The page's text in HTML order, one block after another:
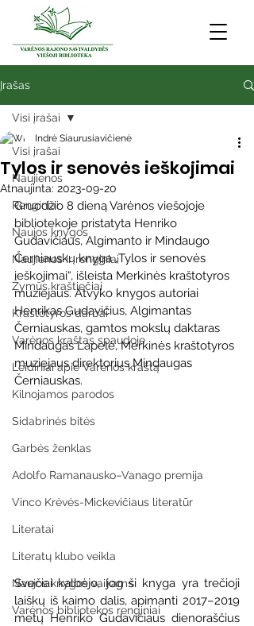
Įrašas
Visi įrašai
Naujienos
Renginiai
Naujos knygos
Naujienos ir renginiai
Žymūs kraštiečiai
Kraštotyros darbai
Varėnos kraštas spaudoje
Leidiniai apie Varėnos kraštą
Kilnojamos parodos
Sidabrinės bitės
Garbės ženklas
Adolfo Ramanausko–Vanago premija
Vinco Krėvės-Mickevičiaus literatūr
Literatai
Literatų klubo veikla
Naujos knygos vaikams
Varėnos bibliotekos renginiai
Visi įrašai
Tylos ir senovės ieškojimai
Indrė Siaurusiavičienė
Atnaujinta: 2023-09-20
Gruodžio 8 dieną Varėnos viešojoje
bibliotekoje pristatyta Henriko
Gudavičiaus, Algimanto ir Mindaugo
Černiauskų knyga „Tylos ir senovės
ieškojimai“, išleista Merkinės kraštotyros
muziejaus. Atvyko knygos autoriai
Henrikas Gudavičius, Algimantas
Černiauskas, gamtos mokslų daktaras
Mindaugas Lapelė, Merkinės kraštotyros
muziejaus direktorius Mindaugas
Černiauskas.
Svečiai kalbėjo, jog ši knyga yra trečioji
laiškų iš kaimo dalis, apimanti 2017–2019
metų Henriko Gudavičiaus dienoraščius